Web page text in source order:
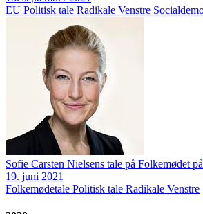
EU Politisk tale Radikale Venstre
Sofie Carsten Nielsens tale på Folkemødet
19. juni 2021
Folkemødetale Politisk tale Radikale Venstre